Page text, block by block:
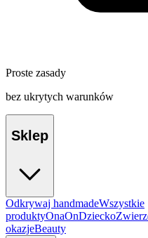
Proste zasady
bez ukrytych warunków
Sklep
Odkrywaj handmadeWszystkie
produktyOnaOnDziecko
okazjeBeauty